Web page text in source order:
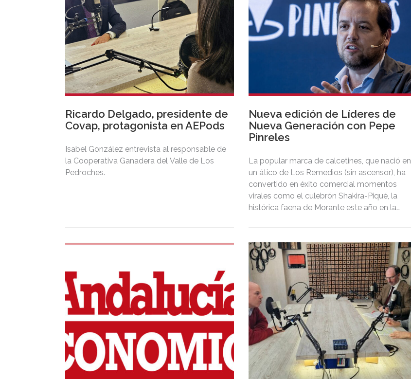
Ricardo Delgado, presidente de
Covap, protagonista en AEPods
Isabel González entrevista al responsable de
la Cooperativa Ganadera del Valle de Los
Pedroches.
Nueva edición de Líderes de
Nueva Generación con Pepe
Pinreles
La popular marca de calcetines, que nació en
un ático de Los Remedios (sin ascensor), ha
convertido en éxito comercial momentos
virales como el culebrón Shakira-Piqué, la
histórica faena de Morante este año en la
tocando la caja frente al Gran Teatro Falla de
Cádiz.